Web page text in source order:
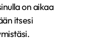
on aikaa
itsesi